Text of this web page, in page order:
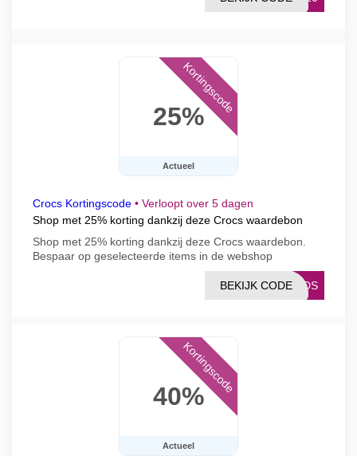
25%
Actueel
Kortingscode
Crocs Kortingscode • Verloopt over 5 dagen
Shop met 25% korting dankzij deze Crocs waardebon
Shop met 25% korting dankzij deze Crocs waardebon.
Bespaar op geselecteerde items in de webshop
KIDS
BEKIJK CODE
40%
Actueel
Kortingscode